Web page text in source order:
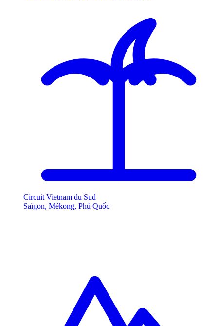
Circuit Vietnam du Sud
Saïgon, Mékong, Phú Quốc